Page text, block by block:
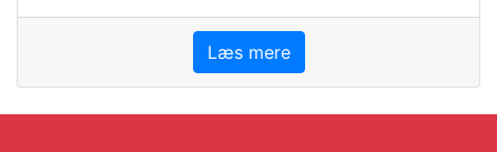
Læs mere